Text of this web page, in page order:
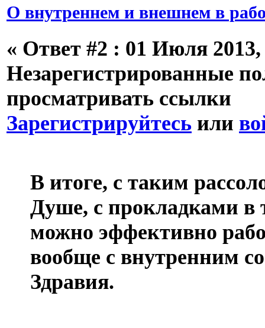
О внутреннем и внешнем в
« Ответ #2 : 01 Июля 2013,
Незарегистрированные
просматривать ссылки
Зарегистрируйтесь или
В итоге, с таким
Душе, с прокладками в
можно эффективно
вообще с внутренним
Здравия.